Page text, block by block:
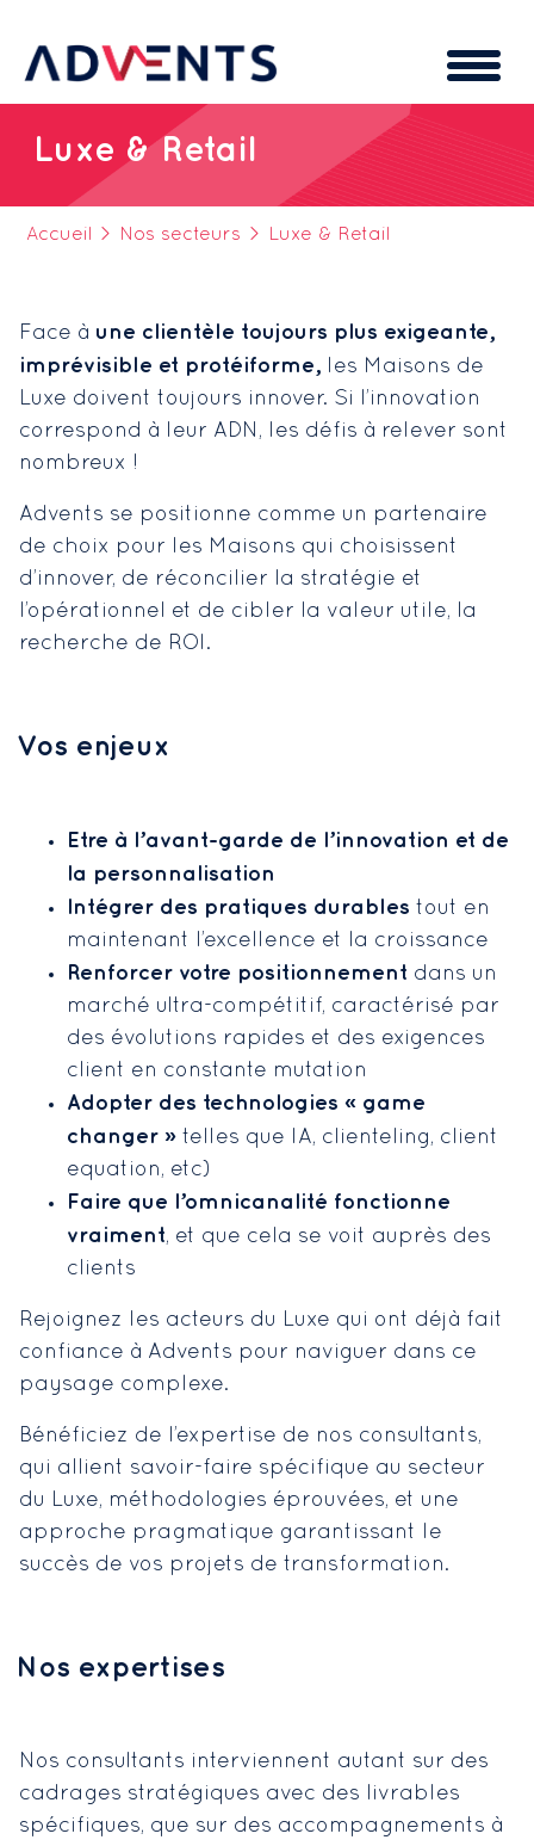
Luxe & Retail
Accueil > Nos secteurs > Luxe & Retail
Face à une clientèle toujours plus exigeante,
imprévisible et protéiforme, les Maisons de
Luxe doivent toujours innover. Si l’innovation
correspond à leur ADN, les défis à relever sont
nombreux !
Advents se positionne comme un partenaire
de choix pour les Maisons qui choisissent
d’innover, de réconcilier la stratégie et
l’opérationnel et de cibler la valeur utile, la
recherche de ROI.
Vos enjeux
Etre à l’avant-garde de l’innovation et de
la personnalisation
Intégrer des pratiques durables tout en
maintenant l’excellence et la croissance
Renforcer votre positionnement dans un
marché ultra-compétitif, caractérisé par
des évolutions rapides et des exigences
client en constante mutation
Adopter des technologies « game
changer » telles que IA, clienteling, client
equation, etc)
Faire que l’omnicanalité fonctionne
vraiment, et que cela se voit auprès des
clients
Rejoignez les acteurs du Luxe qui ont déjà fait
confiance à Advents pour naviguer dans ce
paysage complexe.
Bénéficiez de l’expertise de nos consultants,
qui allient savoir-faire spécifique au secteur
du Luxe, méthodologies éprouvées, et une
approche pragmatique garantissant le
succès de vos projets de transformation.
Nos expertises
Nos consultants interviennent autant sur des
cadrages stratégiques avec des livrables
spécifiques, que sur des accompagnements à